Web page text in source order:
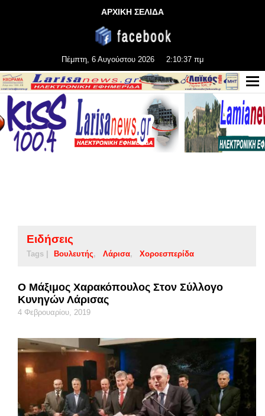
ΑΡΧΙΚΗ ΣΕΛΙΔΑ
Πέμπτη, 6 Αυγούστου 2026 2:10:37 πμ
Ειδήσεις
Tags | Βουλευτής Λάρισα Χοροεσπερίδα
Ο Μάξιμος Χαρακόπουλος Στον Σύλλογο
Κυνηγών Λάρισας
4 Φεβρουαρίου, 2019